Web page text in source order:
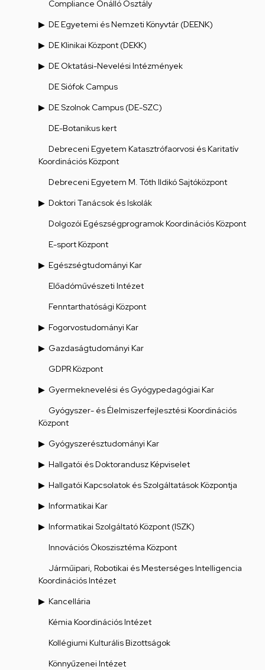
Compliance Önálló Osztály
DE Egyetemi és Nemzeti Könyvtár (DEENK)
DE Klinikai Központ (DEKK)
DE Oktatási-Nevelési Intézmények
DE Siófok Campus
DE Szolnok Campus (DE-SZC)
DE-Botanikus kert
Debreceni Egyetem Katasztrófaorvosi és Karitatív
Koordinációs Központ
Debreceni Egyetem M. Tóth Ildikó Sajtóközpont
Doktori Tanácsok és Iskolák
Dolgozói Egészségprogramok Koordinációs Központ
E-sport Központ
Egészségtudományi Kar
Előadóművészeti Intézet
Fenntarthatósági Központ
Fogorvostudományi Kar
Gazdaságtudományi Kar
GDPR Központ
Gyermeknevelési és Gyógypedagógiai Kar
Gyógyszer- és Élelmiszerfejlesztési Koordinációs
Központ
Gyógyszerésztudományi Kar
Hallgatói és Doktorandusz Képviselet
Hallgatói Kapcsolatok és Szolgáltatások Központja
Informatikai Kar
Informatikai Szolgáltató Központ (ISZK)
Innovációs Ökoszisztéma Központ
Járműipari, Robotikai és Mesterséges Intelligencia
Koordinációs Intézet
Kancellária
Kémia Koordinációs Intézet
Kollégiumi Kulturális Bizottságok
Könnyűzenei Intézet